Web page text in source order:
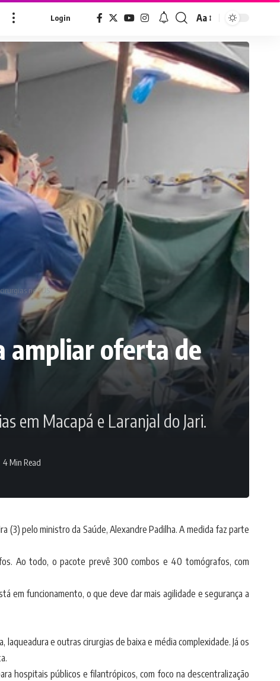
Login
Font
Resizer
Aa
no SUS
ampliar oferta de
em Macapá e Laranjal do Jari.
4 Min Read
(3) pelo ministro da Saúde, Alexandre Padilha. A medida faz parte
Ao todo, o pacote prevê 300 combos e 40 tomógrafos, com
em funcionamento, o que deve dar mais agilidade e segurança a
e outras cirurgias de baixa e média complexidade. Já os
hospitais públicos e filantrópicos, com foco na descentralização